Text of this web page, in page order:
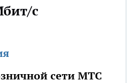
с
сети МТС